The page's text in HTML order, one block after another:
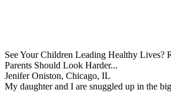
See Your Children Leading Healthy Lives?
Parents Should Look Harder...
Jenifer Oniston, Chicago, IL
My daughter and I are snuggled up in the